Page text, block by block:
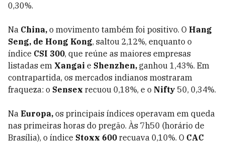
0,30%.
Na China, o movimento também foi positivo. O Hang
Seng, de Hong Kong, saltou 2,12%, enquanto o
índice CSI 300, que reúne as maiores empresas
listadas em Xangai e Shenzhen, ganhou 1,43%. Em
contrapartida, os mercados indianos mostraram
fraqueza: o Sensex recuou 0,18%, e o Nifty 50, 0,34%.
Na Europa, os principais índices operavam em queda
nas primeiras horas do pregão. Às 7h50 (horário de
Brasília), o índice Stoxx 600 recuava 0,10%. O CAC